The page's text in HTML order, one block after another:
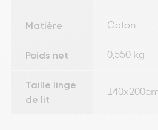
Matière Coton
Poids net 0,550 kg
Taille linge
de lit